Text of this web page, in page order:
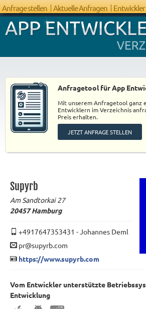
Anfrage stellen Aktuelle Anfragen
Anfragetool für App
Mit unserem Anfragetool ganz
Entwicklern im Verzeichnis
Preis erhalten.
JETZT ANFRAGE STELLEN
Supyrb
Am Sandtorkai 27
20457Hamburg
+4917647353431 -Johannes Deml
pr@supyrb.com
https://www.supyrb.com
Vom Entwickler unterstützte
Entwicklung